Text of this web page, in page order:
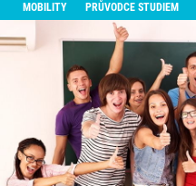
MOBILITY
PRŮVODCE STUDIEM